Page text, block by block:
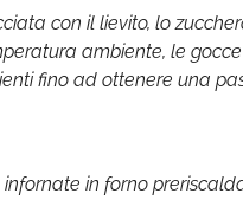
con il lievito, lo
ambiente, le
fino ad ottenere una
in forno